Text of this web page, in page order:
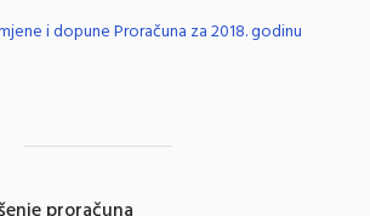
i dopune Proračuna za 2018. godinu